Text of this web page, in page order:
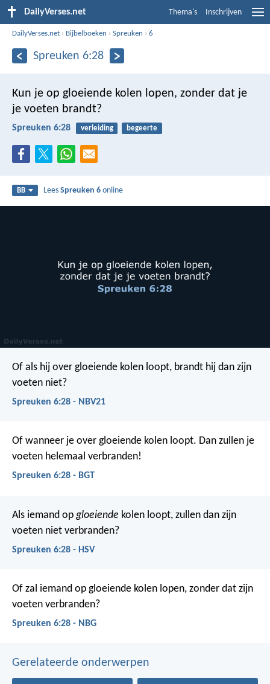
DailyVerses.net Thema's Inschrijven
DailyVerses.net › Bijbelboeken ›Spreuken ›6
Spreuken 6:28
Kun je op gloeiende kolen lopen, zonder dat je
je voeten brandt?
Spreuken 6:28 verleiding begeerte
BB LeesSpreuken 6 online
Of als hij over gloeiende kolen loopt, brandt hij dan zijn
voeten niet?
Spreuken 6:28 - NBV21
Of wanneer je over gloeiende kolen loopt. Dan zullen je
voeten helemaal verbranden!
Spreuken 6:28 - BGT
Als iemand op gloeiende kolen loopt, zullen dan zijn
voeten niet verbranden?
Spreuken 6:28 - HSV
Of zal iemand op gloeiende kolen lopen, zonder dat zijn
voeten verbranden?
Spreuken 6:28 - NBG
Gerelateerde onderwerpen